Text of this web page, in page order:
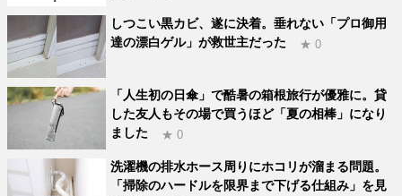
しつこい黒カビ、遂に決着。垂れない「プロ御用
達の漂白ゲル」が救世主だった
★ 0
「人生初の日傘」で酷暑の箱根旅行が優雅に。貸
した友人もその場で買うほど「夏の相棒」になり
ました
★ 0
洗濯機の排水ホース周りにホコリが溜まる問題。
「掃除のハードルを限界まで下げる仕組み」を見